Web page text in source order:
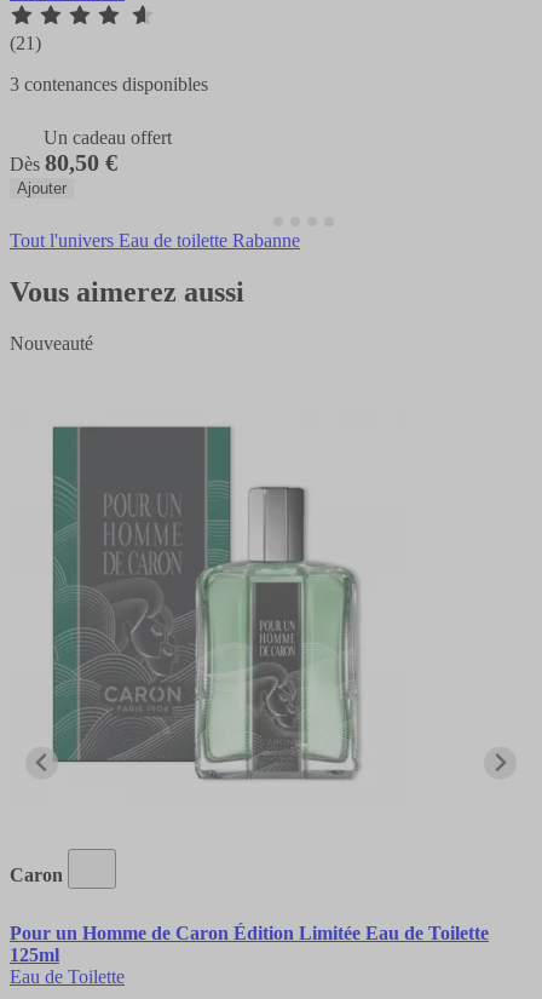
(21)
3 contenances disponibles
Un cadeau offert
Dès 80,50 €
Ajouter
Tout l'univers Eau de toilette Rabanne
Vous aimerez aussi
Nouveauté
Caron
Pour un Homme de Caron Édition Limitée Eau de Toilette
125ml
Eau de Toilette